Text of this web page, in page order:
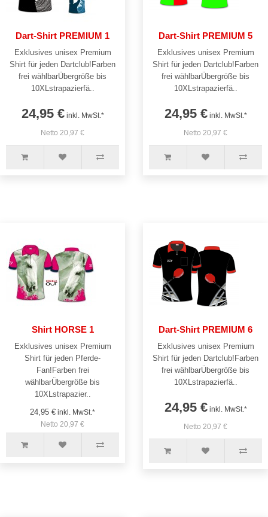
Dart-Shirt PREMIUM 1
Exklusives unisex Premium
Shirt für jeden Dartclub!Farben
frei wählbarÜbergröße bis
10XLstrapazierfä..
24,95 €inkl. MwSt.*
Netto 20,97 €
Dart-Shirt PREMIUM 5
Exklusives unisex Premium
Shirt für jeden Dartclub!Farben
frei wählbarÜbergröße bis
10XLstrapazierfä..
24,95 €inkl. MwSt.*
Netto 20,97 €
Shirt HORSE 1
Exklusives unisex Premium
Shirt für jeden Pferde-
Fan!Farben frei
wählbarÜbergröße bis
10XLstrapazier..
24,95 € inkl. MwSt.*
Netto 20,97 €
Dart-Shirt PREMIUM 6
Exklusives unisex Premium
Shirt für jeden Dartclub!Farben
frei wählbarÜbergröße bis
10XLstrapazierfä..
24,95 €inkl. MwSt.*
Netto 20,97 €